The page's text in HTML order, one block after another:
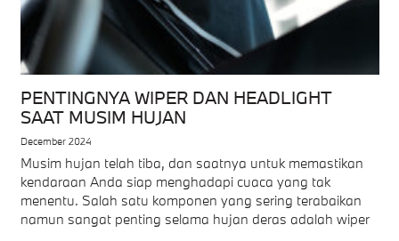
PENTINGNYA WIPER DAN HEADLIGHT
SAAT MUSIM HUJAN
December 2024
Musim hujan telah tiba, dan saatnya untuk memastikan
kendaraan Anda siap menghadapi cuaca yang tak
menentu. Salah satu komponen yang sering terabaikan
namun sangat penting selama hujan deras adalah wiper